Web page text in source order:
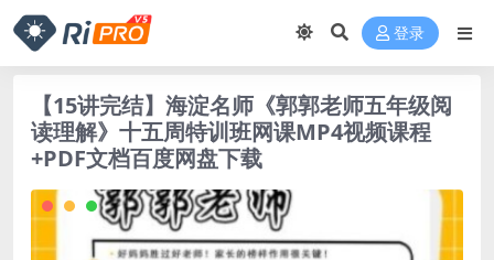
登录
【15讲完结】海淀名师《郭郭老师五年级阅
读理解》十五周特训班网课MP4视频课程
+PDF文档百度网盘下载